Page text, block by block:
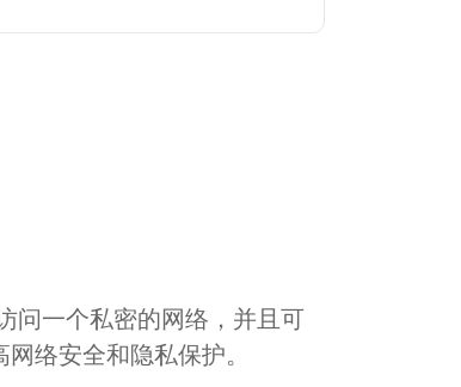
问一个私密的网络，并且可
络安全和隐私保护。